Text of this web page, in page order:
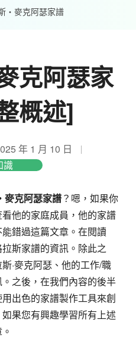
‧麥克阿瑟家譜
克阿瑟家
概述]
年 1 月 10 日
識
克阿瑟家譜？嗯，如果你
他的家庭成員，他的家譜
錯過這篇文章。在閱讀
斯家譜的資訊。除此之
·麥克阿瑟、他的工作/職
之後，在我們內容的後半
出色的家譜製作工具來創
果您有興趣學習所有上述